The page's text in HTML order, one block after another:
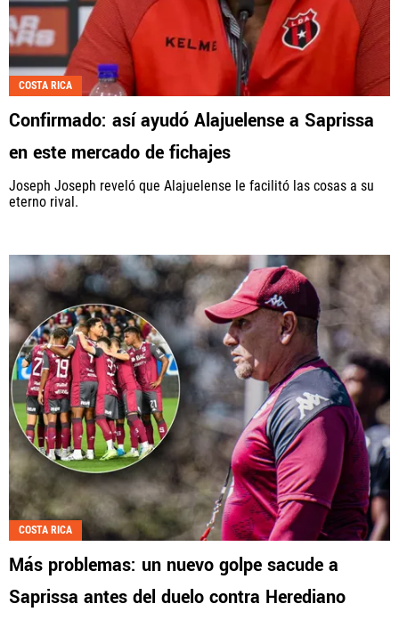
COSTA RICA
Confirmado: así ayudó Alajuelense a Saprissa
en este mercado de fichajes
Joseph Joseph reveló que Alajuelense le facilitó las cosas a su
eterno rival.
COSTA RICA
Más problemas: un nuevo golpe sacude a
Saprissa antes del duelo contra Herediano